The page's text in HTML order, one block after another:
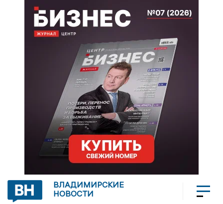
ВЛАДИМИРСКИЕ
НОВОСТИ